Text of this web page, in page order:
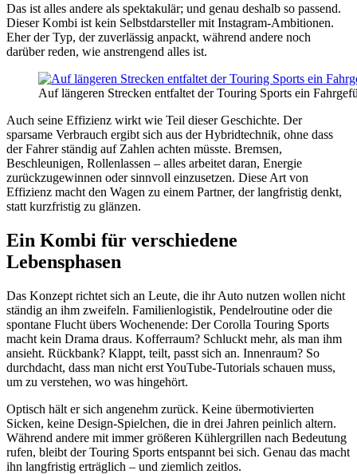
Das ist alles andere als spektakulär; und genau deshalb so passend.
Dieser Kombi ist kein Selbstdarsteller mit Instagram-Ambitionen.
Eher der Typ, der zuverlässig anpackt, während andere noch
darüber reden, wie anstrengend alles ist.
Auf längeren Strecken entfaltet der Touring Sports ein
Auch seine Effizienz wirkt wie Teil dieser Geschichte. Der
sparsame Verbrauch ergibt sich aus der Hybridtechnik, ohne dass
der Fahrer ständig auf Zahlen achten müsste. Bremsen,
Beschleunigen, Rollenlassen – alles arbeitet daran, Energie
zurückzugewinnen oder sinnvoll einzusetzen. Diese Art von
Effizienz macht den Wagen zu einem Partner, der langfristig denkt,
statt kurzfristig zu glänzen.
Ein Kombi für verschiedene
Lebensphasen
Das Konzept richtet sich an Leute, die ihr Auto nutzen wollen nicht
ständig an ihm zweifeln. Familienlogistik, Pendelroutine oder die
spontane Flucht übers Wochenende: Der Corolla Touring Sports
macht kein Drama draus. Kofferraum? Schluckt mehr, als man ihm
ansieht. Rückbank? Klappt, teilt, passt sich an. Innenraum? So
durchdacht, dass man nicht erst YouTube-Tutorials schauen muss,
um zu verstehen, wo was hingehört.
Optisch hält er sich angenehm zurück. Keine übermotivierten
Sicken, keine Design-Spielchen, die in drei Jahren peinlich altern.
Während andere mit immer größeren Kühlergrillen nach Bedeutung
rufen, bleibt der Touring Sports entspannt bei sich. Genau das macht
ihn langfristig erträglich – und ziemlich zeitlos.